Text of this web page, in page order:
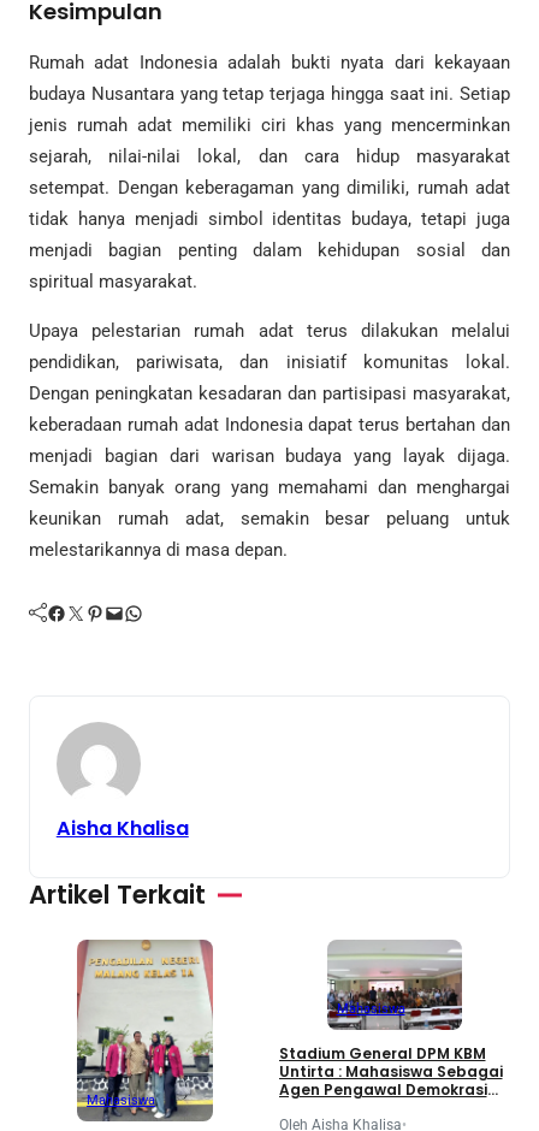
Kesimpulan
Rumah adat Indonesia adalah bukti nyata dari kekayaan
budaya Nusantara yang tetap terjaga hingga saat ini. Setiap
jenis rumah adat memiliki ciri khas yang mencerminkan
sejarah, nilai-nilai lokal, dan cara hidup masyarakat
setempat. Dengan keberagaman yang dimiliki, rumah adat
tidak hanya menjadi simbol identitas budaya, tetapi juga
menjadi bagian penting dalam kehidupan sosial dan
spiritual masyarakat.
Upaya pelestarian rumah adat terus dilakukan melalui
pendidikan, pariwisata, dan inisiatif komunitas lokal.
Dengan peningkatan kesadaran dan partisipasi masyarakat,
keberadaan rumah adat Indonesia dapat terus bertahan dan
menjadi bagian dari warisan budaya yang layak dijaga.
Semakin banyak orang yang memahami dan menghargai
keunikan rumah adat, semakin besar peluang untuk
melestarikannya di masa depan.
Facebook Twitter Pinterest Mail WhatsApp
Aisha Khalisa
Artikel Terkait
Mahasiswa
Mahasiswa
Stadium General DPM KBM
Untirta : Mahasiswa Sebagai
Agen Pengawal Demokrasi
Nasional
Oleh Aisha Khalisa•